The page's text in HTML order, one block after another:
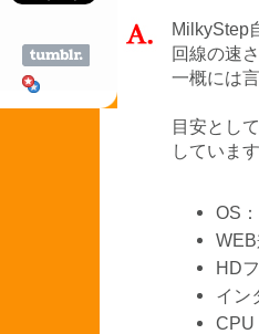
MilkyStep
回線の速
一概には
目安とし
しています
OS
HD
イン
CPU